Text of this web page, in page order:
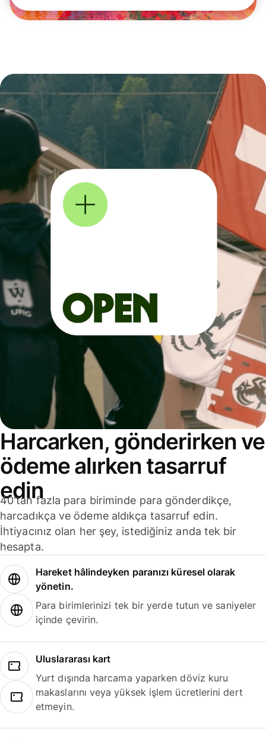
Harcarken, gönderirken ve
ödeme alırken tasarruf
edin
40'tan fazla para biriminde para gönderdikçe,
harcadıkça ve ödeme aldıkça tasarruf edin.
İhtiyacınız olan her şey, istediğiniz anda tek bir
hesapta.
Hareket hâlindeyken paranızı küresel olarak
yönetin.
Para birimlerinizi tek bir yerde tutun ve saniyeler
içinde çevirin.
Uluslararası kart
Yurt dışında harcama yaparken döviz kuru
makaslarını veya yüksek işlem ücretlerini dert
etmeyin.